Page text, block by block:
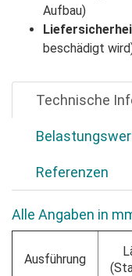
Aufbau)
beschädigt
Technische
Referenzen
Alle Angaben in
Ausführung